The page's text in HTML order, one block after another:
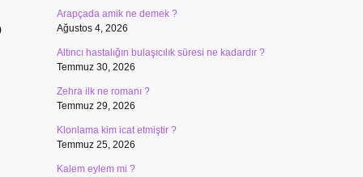
Arapçada amik ne demek ?
Ağustos 4, 2026
Altıncı hastalığın bulaşıcılık süresi ne kadardır ?
Temmuz 30, 2026
Zehra ilk ne romanı ?
Temmuz 29, 2026
Klonlama kim icat etmiştir ?
Temmuz 25, 2026
Kalem eylem mi ?